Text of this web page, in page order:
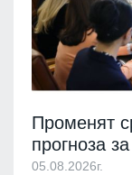
Променят
прогноза
05.08.2026г.